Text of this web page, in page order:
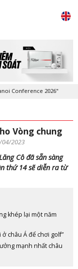
2026"
Vòng chung
04/2023
Cô đã sẵn sàng
thứ 14 sẽ diễn ra từ
khép lại một năm
châu Á để chơi golf”
mạnh nhất châu